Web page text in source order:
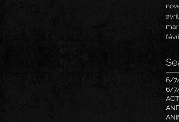
6/
6/